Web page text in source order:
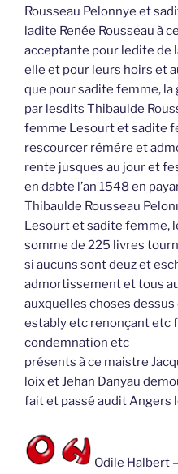
Rousseau Pelonnye et
ladite Renée Rousseau à
acceptante pour ledite de
elle et pour leurs hoirs et
que pour sadite femme,
par lesdits Thibaulde
femme Lesourt et sadite
rescourcer rémére et
rente jusques au jour et
en dabte l’an 1548 en
Thibaulde Rousseau
Lesourt et sadite femme,
somme de 225 livres
si aucuns sont deuz et
admortissement et tous
auxquelles choses
estably etc renonçant etc
condemnation etc
présents à ce maistre
loix et Jehan Danyau
fait et passé audit Angers
Odile Halbert –